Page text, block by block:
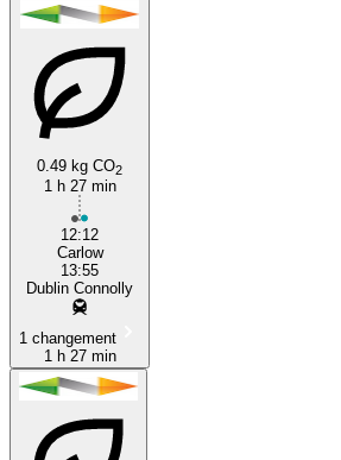
0.49 kg CO2
1 h 27 min
12:12
Carlow
13:55
Dublin Connolly
1 changement
1 h 27 min